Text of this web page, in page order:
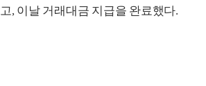
, 이날 거래대금 지급을 완료했다.